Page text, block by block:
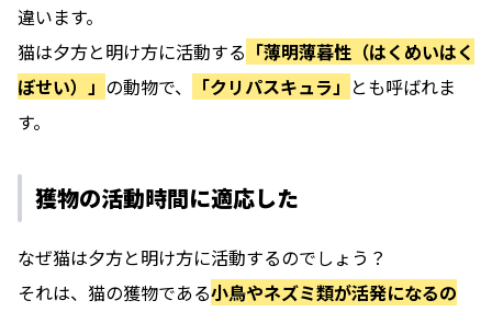
違います。
猫は夕方と明け方に活動する 「薄明薄暮性（はくめいはく
ぼせい）」 の動物で、 「クリパスキュラ」 とも呼ばれま
す。
獲物の活動時間に適応した
なぜ猫は夕方と明け方に活動するのでしょう？
それは、猫の獲物である小鳥やネズミ類が活発になるの